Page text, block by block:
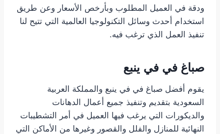
ودقة في العميل المطلوب وبأرخص الأسعار وعن طريق
استخدام أحدث وسائل التكنولوجيا العالمية التي تتيح لنا
تنفيذ العمل الذي ترغب فيه.
صباغ في في ينبع
يقوم أفضل صباغ في في ينبع والمملكة العربية
السعودية بتقديم وتنفيذ جميع أعمال الدهانات
والديكورات التي يرغب فيها العميل في أمر التشطيبات
النهائية للمنازل والفلل والقصور وغيرها من الأماكن التي